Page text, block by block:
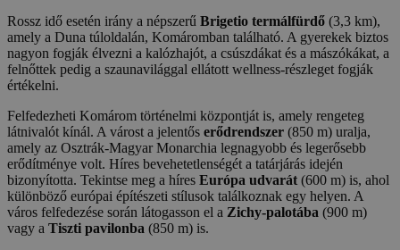
Rossz idő esetén irány a népszerű Brigetio termálfürdő (3,3 km),
amely a Duna túloldalán, Komáromban található. A gyerekek biztos
nagyon fogják élvezni a kalózhajót, a csúszdákat és a mászókákat, a
felnőttek pedig a szaunavilággal ellátott wellness-részleget fogják
értékelni.
Felfedezheti Komárom történelmi központját is, amely rengeteg
látnivalót kínál. A várost a jelentős erődrendszer (850 m) uralja,
amely az Osztrák-Magyar Monarchia legnagyobb és legerősebb
erődítménye volt. Híres bevehetetlenségét a tatárjárás idején
bizonyította. Tekintse meg a híres Európa udvarát (600 m) is, ahol
különböző európai építészeti stílusok találkoznak egy helyen. A
város felfedezése során látogasson el a Zichy-palotába (900 m)
vagy a Tiszti pavilonba (850 m) is.